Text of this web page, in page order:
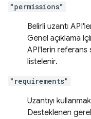
"permissions"
Belirli uzantı
Genel açıklama
API'lerin referans
listelenir.
"requirements"
Uzantıyı
Desteklenen